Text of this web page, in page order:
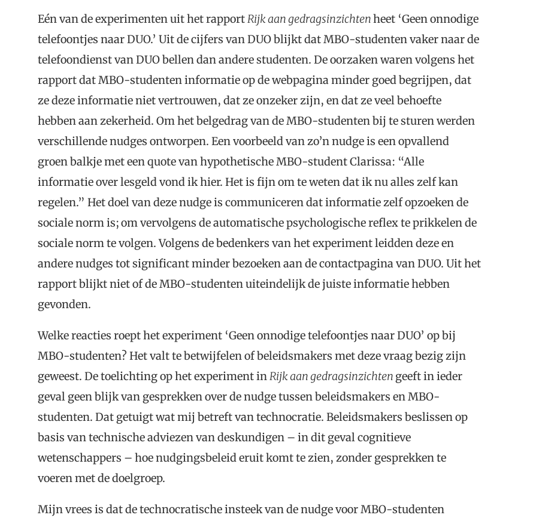
Eén van de experimenten uit het rapportRijk aan gedragsinzichtenheet ‘Geen onnodige
telefoontjes naar DUO.’ Uit de cijfers van DUO blijkt dat MBO-studenten vaker naar de
telefoondienst van DUO bellen dan andere studenten. De oorzaken waren volgens het
rapport dat MBO-studenten informatie op de webpagina minder goed begrijpen, dat
ze deze informatie niet vertrouwen, dat ze onzeker zijn, en dat ze veel behoefte
hebben aan zekerheid. Om het belgedrag van de MBO-studenten bij te sturen werden
verschillende nudges ontworpen. Een voorbeeld van zo’n nudge is een opvallend
groen balkje met een quote van hypothetische MBO-student Clarissa: “Alle
informatie over lesgeld vond ik hier. Het is fijn om te weten dat ik nu alles zelf kan
regelen.” Het doel van deze nudge is communiceren dat informatie zelf opzoeken de
sociale norm is; om vervolgens de automatische psychologische reflex te prikkelen de
sociale norm te volgen. Volgens de bedenkers van het experiment leidden deze en
andere nudges tot significant minder bezoeken aan de contactpagina van DUO. Uit het
rapport blijkt niet of de MBO-studenten uiteindelijk de juiste informatie hebben
gevonden.
Welke reacties roept het experiment ‘Geen onnodige telefoontjes naar DUO’ op bij
MBO-studenten? Het valt te betwijfelen of beleidsmakers met deze vraag bezig zijn
geweest. De toelichting op het experiment inRijk aan gedragsinzichten geeft in ieder
geval geen blijk van gesprekken over de nudge tussen beleidsmakers en MBO-
studenten. Dat getuigt wat mij betreft van technocratie. Beleidsmakers beslissen op
basis van technische adviezen van deskundigen – in dit geval cognitieve
wetenschappers – hoe nudgingsbeleid eruit komt te zien, zonder gesprekken te
voeren met de doelgroep.
Mijn vrees is dat de technocratische insteek van de nudge voor MBO-studenten